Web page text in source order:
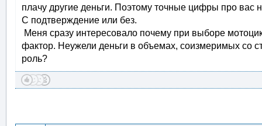
плачу другие деньги. Поэтому точные цифры про вас
С подтверждение или без.
Меня сразу интересовало почему при выборе
фактор. Неужели деньги в объемах, соизмеримых со
роль?